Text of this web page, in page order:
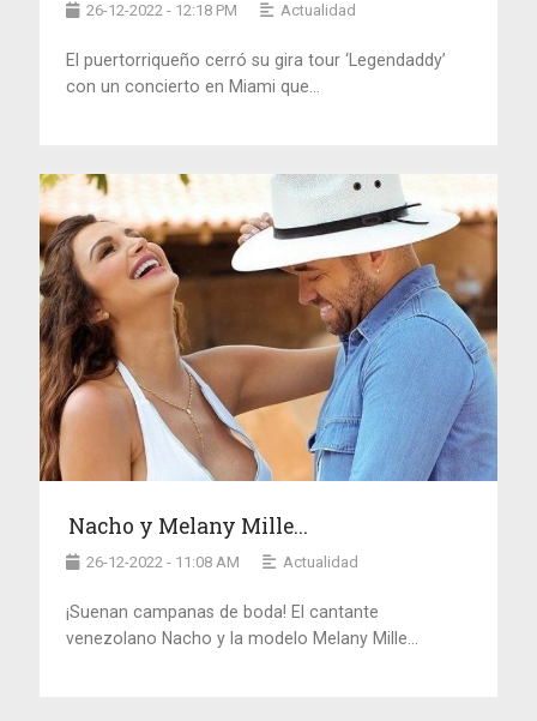
26-12-2022 - 12:18 PM Actualidad
El puertorriqueño cerró su gira tour ‘Legendaddy’
con un concierto en Miami que...
Nacho y Melany Mille...
26-12-2022 - 11:08 AM Actualidad
¡Suenan campanas de boda! El cantante
venezolano Nacho y la modelo Melany Mille...